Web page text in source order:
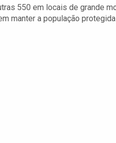
550 em locais de grande
manter a população